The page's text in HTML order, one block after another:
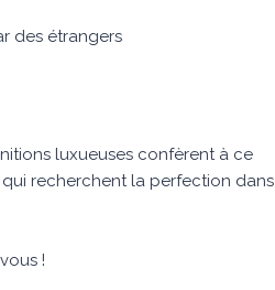
des étrangers
luxueuses confèrent à ce
recherchent la perfection dans
!